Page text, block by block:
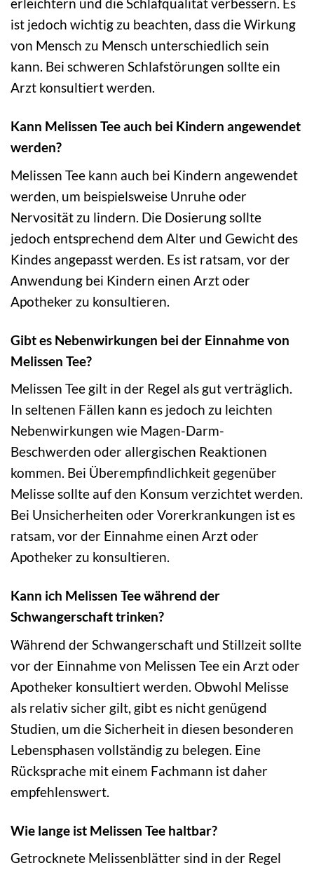
erleichtern und die Schlafqualität verbessern. Es
ist jedoch wichtig zu beachten, dass die Wirkung
von Mensch zu Mensch unterschiedlich sein
kann. Bei schweren Schlafstörungen sollte ein
Arzt konsultiert werden.
Kann Melissen Tee auch bei Kindern angewendet
werden?
Melissen Tee kann auch bei Kindern angewendet
werden, um beispielsweise Unruhe oder
Nervosität zu lindern. Die Dosierung sollte
jedoch entsprechend dem Alter und Gewicht des
Kindes angepasst werden. Es ist ratsam, vor der
Anwendung bei Kindern einen Arzt oder
Apotheker zu konsultieren.
Gibt es Nebenwirkungen bei der Einnahme von
Melissen Tee?
Melissen Tee gilt in der Regel als gut verträglich.
In seltenen Fällen kann es jedoch zu leichten
Nebenwirkungen wie Magen-Darm-
Beschwerden oder allergischen Reaktionen
kommen. Bei Überempfindlichkeit gegenüber
Melisse sollte auf den Konsum verzichtet werden.
Bei Unsicherheiten oder Vorerkrankungen ist es
ratsam, vor der Einnahme einen Arzt oder
Apotheker zu konsultieren.
Kann ich Melissen Tee während der
Schwangerschaft trinken?
Während der Schwangerschaft und Stillzeit sollte
vor der Einnahme von Melissen Tee ein Arzt oder
Apotheker konsultiert werden. Obwohl Melisse
als relativ sicher gilt, gibt es nicht genügend
Studien, um die Sicherheit in diesen besonderen
Lebensphasen vollständig zu belegen. Eine
Rücksprache mit einem Fachmann ist daher
empfehlenswert.
Wie lange ist Melissen Tee haltbar?
Getrocknete Melissenblätter sind in der Regel